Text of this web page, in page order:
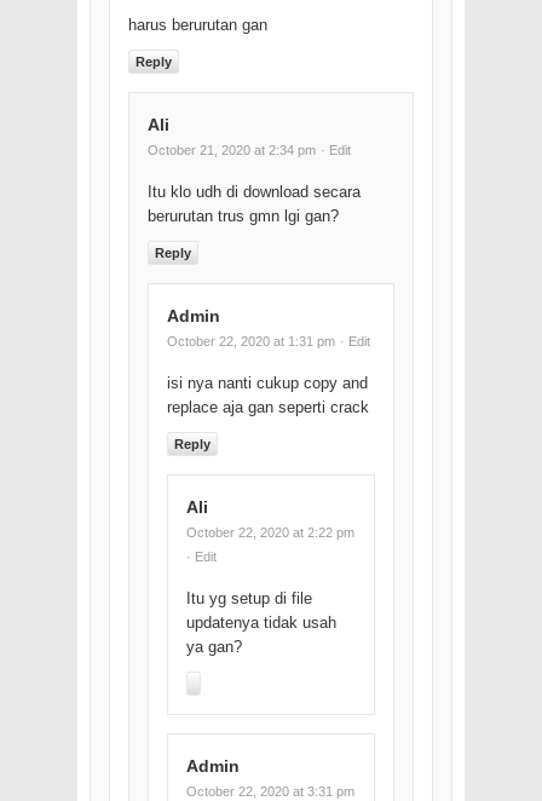
harus berurutan gan
Reply
Ali
October 21, 2020 at 2:34 pm · Edit
Itu klo udh di download secara
berurutan trus gmn lgi gan?
Reply
Admin
October 22, 2020 at 1:31 pm · Edit
isi nya nanti cukup copy and
replace aja gan seperti crack
Reply
Ali
October 22, 2020 at 2:22 pm
· Edit
Itu yg setup di file
updatenya tidak usah
ya gan?
Admin
October 22, 2020 at 3:31 pm